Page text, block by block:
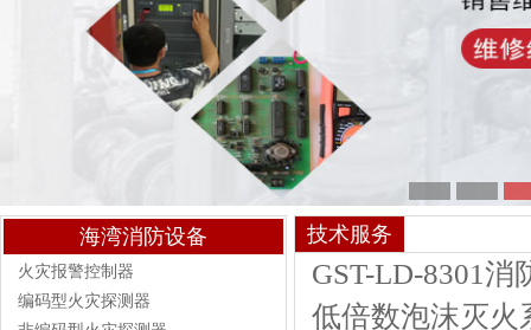
海湾消防设备
火灾报警控制器
编码型火灾探测器
技术服务
GST-LD-8301
低倍数泡沫灭火